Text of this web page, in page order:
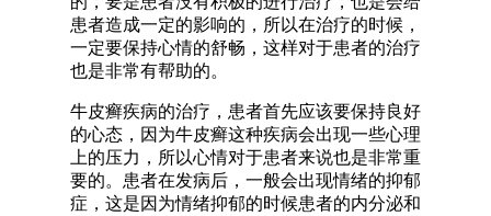
患者造成一定的影响的，所以在治疗的时候，
一定要保持心情的舒畅，这样对于患者的治疗
也是非常有帮助的。
牛皮癣疾病的治疗，患者首先应该要保持良好
的心态，因为牛皮癣这种疾病会出现一些心理
上的压力，所以心情对于患者来说也是非常重
要的。患者在发病后，一般会出现情绪的抑郁
症，这是因为情绪抑郁的时候患者的内分泌和